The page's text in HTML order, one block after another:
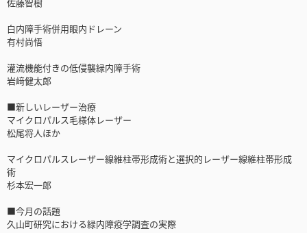
白内障手術併用眼内ドレーン
有村尚悟
灌流機能付きの低侵襲緑内障手術
岩﨑健太郎
■新しいレーザー治療
マイクロパルス毛様体レーザー
松尾将人ほか
マイクロパルスレーザー線維柱帯形成術と選択的レーザー線維柱帯形成
術
杉本宏一郎
■今月の話題
久山町研究における緑内障疫学調査の実際